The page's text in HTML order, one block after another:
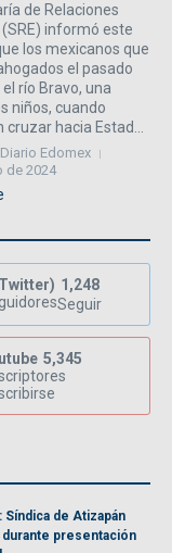
de Relaciones
informó este
los mexicanos que
el pasado
río Bravo, una
niños, cuando
cruzar hacia Estad...
Edomex
de 2024
1,248
Seguir
5,345
Síndica de Atizapán
presentación